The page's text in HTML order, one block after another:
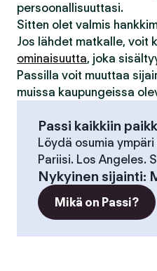
persoonallisuuttasi.
Sitten olet valmis
Jos lähdet matkalle, voit
ominaisuutta, joka
Passilla voit muuttaa
muissa kaupungeissa
Passi kaikkiin
Löydä osumia
Pariisi. Los Angeles.
Nykyinen sijainti:
Mikä on Passi?